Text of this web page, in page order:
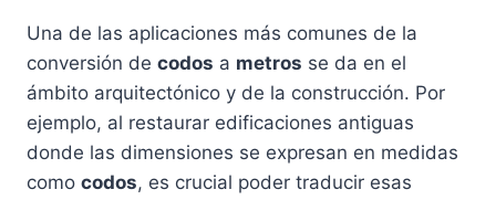
Una de las aplicaciones más comunes de la
conversión de codos a metros se da en el
ámbito arquitectónico y de la construcción. Por
ejemplo, al restaurar edificaciones antiguas
donde las dimensiones se expresan en medidas
como codos, es crucial poder traducir esas